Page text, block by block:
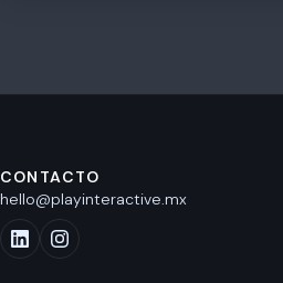
CONTACTO
hello@playinteractive.mx